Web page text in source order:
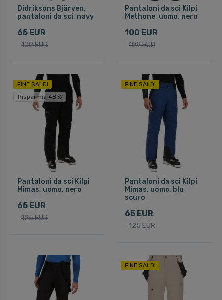
Didriksons Bjärven,
pantaloni da sci, navy
65 EUR
109 EUR
Pantaloni da sci Kilpi
Methone, uomo, nero
100 EUR
199 EUR
FINE SALDI
Risparmia 48 %
Pantaloni da sci Kilpi
Mimas, uomo, nero
65 EUR
125 EUR
FINE SALDI
Pantaloni da sci Kilpi
Mimas, uomo, blu
scuro
65 EUR
125 EUR
FINE SALDI